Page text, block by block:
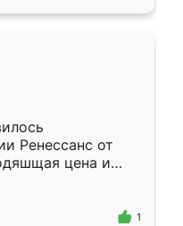
Ренессанс от
цена и
Приехавший
самый
1